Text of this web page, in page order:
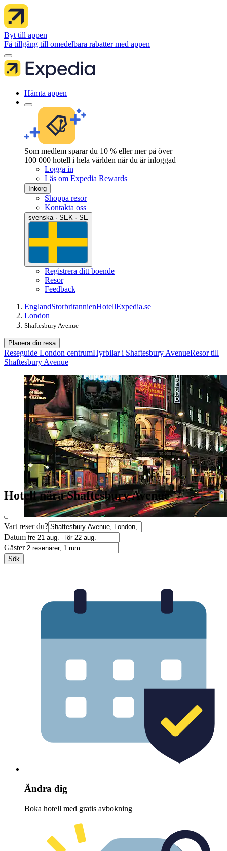
Byt till appen
Få tillgång till omedelbara rabatter med appen
Hämta appen
Som medlem sparar du 10 % eller mer på över
100 000 hotell i hela världen när du är inloggad
Logga in
Läs om Expedia Rewards
Inkorg
Shoppa resor
Kontakta oss
svenska · SEK · SE
Registrera ditt boende
Resor
Feedback
EnglandStorbritannienHotellExpedia.se
London
Shaftesbury Avenue
Planera din resa
Reseguide London centrumHyrbilar i Shaftesbury AvenueResor till
Shaftesbury Avenue
Hotell nära Shaftesbury Avenue
Vart reser du?
Datum
Gäster
Sök
Ändra dig
Boka hotell med gratis avbokning